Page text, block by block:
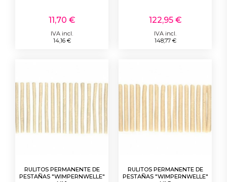
11,70 €
IVA incl.
14,16 €
122,95 €
IVA incl.
148,77 €
RULITOS PERMANENTE DE
PESTAÑAS "WIMPERNWELLE"
RULITOS PERMANENTE DE
PESTAÑAS "WIMPERNWELLE"